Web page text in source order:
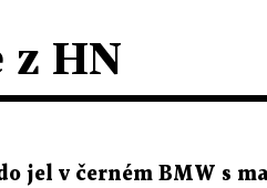
z HN
jel v černém BMW s